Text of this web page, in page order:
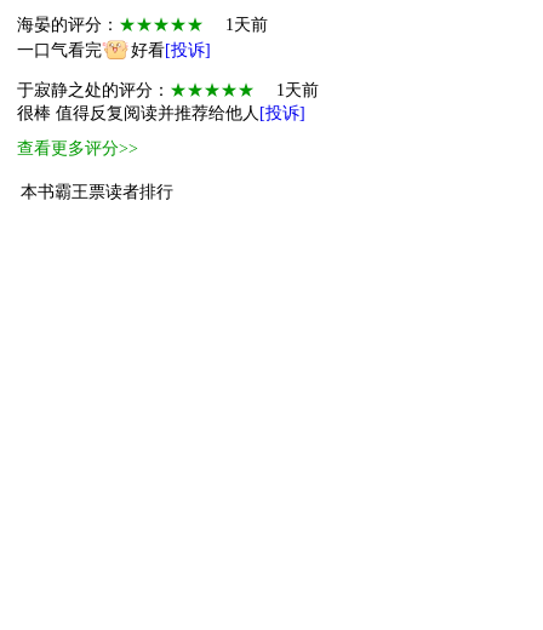
海晏的评分： ★★★★★
1天前
一口气看完
好看[投诉]
于寂静之处的评分： ★★★★★
1天前
很棒 值得反复阅读并推荐给他人 [投诉]
查看更多评分>>
本书霸王票读者排行